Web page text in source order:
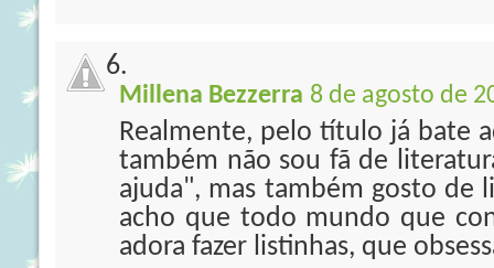
Millena Bezzerra 8 de agosto de
Realmente, pelo título já bate
também não sou fã de
ajuda", mas também gosto de
acho que todo mundo que
adora fazer listinhas, que